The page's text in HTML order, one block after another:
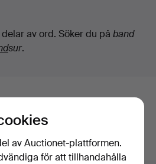
av ord. Söker du på band
sur.
vårt arkiv som
av Auctionet-plattformen.
för att tillhandahålla